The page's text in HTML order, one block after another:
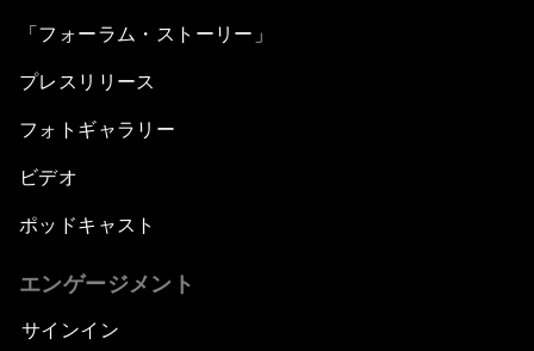
「フォーラム・ストーリー」
プレスリリース
フォトギャラリー
ビデオ
ポッドキャスト
エンゲージメント
サインイン